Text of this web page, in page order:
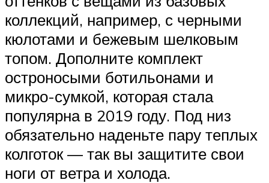
коллекций, например, с черными
кюлотами и бежевым шелковым
топом. Дополните комплект
остроносыми ботильонами и
микро-сумкой, которая стала
популярна в 2019 году. Под низ
обязательно наденьте пару теплых
колготок — так вы защитите свои
ноги от ветра и холода.